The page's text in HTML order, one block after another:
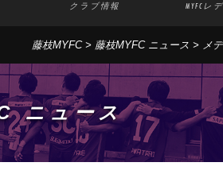
クラブ情報 MYFCレ
藤枝MYFC> 藤枝MYFC ニュース > メ
ニュース